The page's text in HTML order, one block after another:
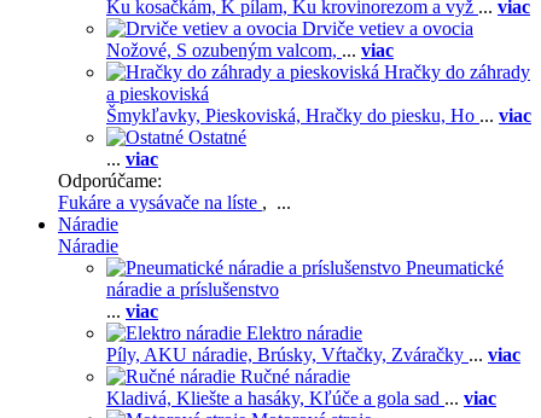
Ku kosačkám, K pílam, Ku krovinorezom a vyž ... viac
Drviče vetiev a ovocia
Nožové, S ozubeným valcom, ... viac
Hračky do záhrady
a pieskoviská
Šmykľavky, Pieskoviská, Hračky do piesku, Ho ... viac
Ostatné
... viac
Odporúčame:
Fukáre a vysávače na líste , ...
Náradie
Náradie
Pneumatické
náradie a príslušenstvo
... viac
Elektro náradie
Píly, AKU náradie, Brúsky, Vŕtačky, Zváračky ... viac
Ručné náradie
Kladivá, Kliešte a hasáky, Kľúče a gola sad ... viac